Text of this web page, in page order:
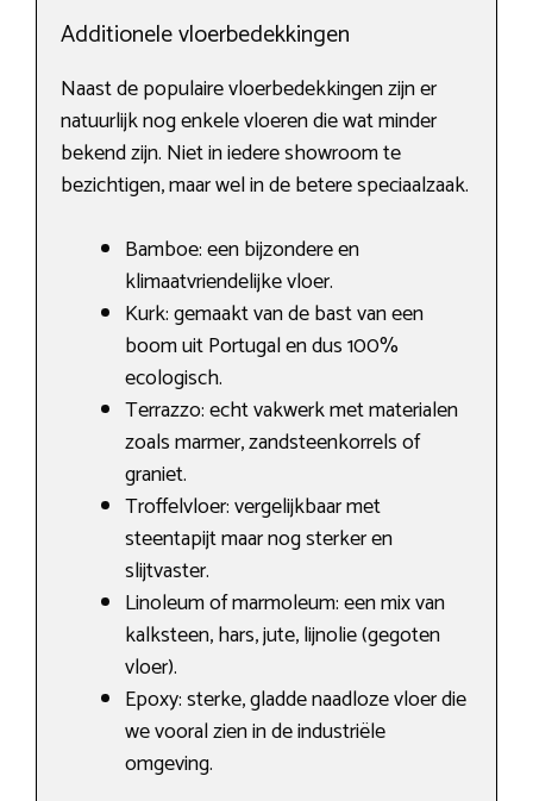
Additionele vloerbedekkingen
Naast de populaire vloerbedekkingen zijn er
natuurlijk nog enkele vloeren die wat minder
bekend zijn. Niet in iedere showroom te
bezichtigen, maar wel in de betere speciaalzaak.
Bamboe: een bijzondere en
klimaatvriendelijke vloer.
Kurk: gemaakt van de bast van een
boom uit Portugal en dus 100%
ecologisch.
Terrazzo: echt vakwerk met materialen
zoals marmer, zandsteenkorrels of
graniet.
Troffelvloer: vergelijkbaar met
steentapijt maar nog sterker en
slijtvaster.
Linoleum of marmoleum: een mix van
kalksteen, hars, jute, lijnolie (gegoten
vloer).
Epoxy: sterke, gladde naadloze vloer die
we vooral zien in de industriële
omgeving.